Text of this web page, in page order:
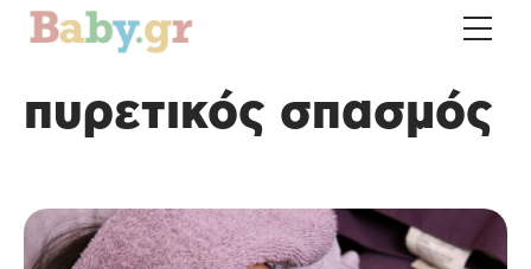
πυρετικός σπασμός